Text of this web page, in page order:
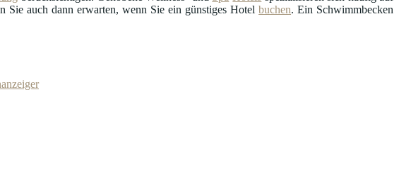
Sie auch dann erwarten, wenn Sie ein günstiges Hotelbuchen. Ein Schwimmbecken